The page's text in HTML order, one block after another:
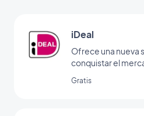
iDeal
Ofrece una nueva
conquistar el
Gratis